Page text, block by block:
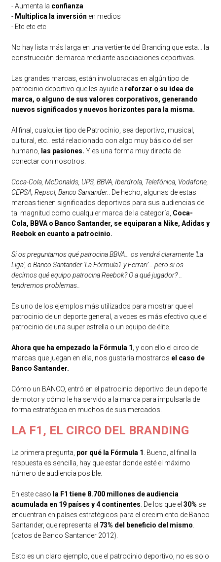
- Aumenta la confianza
- Multiplica la inversión en medios
- Etc etc etc
No hay lista más larga en una vertiente del Branding que esta… la
construcción de marca mediante asociaciones deportivas.
Las grandes marcas, están involucradas en algún tipo de
patrocinio deportivo que les ayude a reforzar o su idea de
marca, o alguno de sus valores corporativos, generando
nuevos significados y nuevos horizontes para la misma.
Al final, cualquier tipo de Patrocinio, sea deportivo, musical,
cultural, etc.. está relacionado con algo muy básico del ser
humano, las pasiones. Y es una forma muy directa de
conectar con nosotros.
Coca-Cola, McDonalds, UPS, BBVA, Iberdrola, Telefónica, Vodafone,
CEPSA, Repsol, Banco Santander. . De hecho, algunas de estas
marcas tienen significados deportivos para sus audiencias de
tal magnitud como cualquier marca de la categoría, Coca-
Cola, BBVA o Banco Santander, se equiparan a Nike, Adidas y
Reebok en cuanto a patrocinio.
Si os preguntamos qué patrocina BBVA… os vendrá claramente ‘La
Liga’, o Banco Santander ‘La Fórmula1 y Ferrari’… pero si os
decimos qué equipo patrocina Reebok? O a qué jugador? ..
tendremos problemas..
Es uno de los ejemplos más utilizados para mostrar que el
patrocinio de un deporte general, a veces es más efectivo que el
patrocinio de una super estrella o un equipo de élite.
Ahora que ha empezado la Fórmula 1 , y con ello el circo de
marcas que juegan en ella, nos gustaría mostraros el caso de
Banco Santander.
Cómo un BANCO, entró en el patrocinio deportivo de un deporte
de motor y cómo le ha servido a la marca para impulsarla de
forma estratégica en muchos de sus mercados.
LA F1, EL CIRCO DEL BRANDING
La primera pregunta, por qué la Fórmula 1 . Bueno, al final la
respuesta es sencilla, hay que estar donde esté el máximo
número de audiencia posible.
En este caso la F1 tiene 8.700 millones de audiencia
acumulada en 19 países y 4 continentes . De los que el 30% se
encuentran en países estratégicos para el crecimiento de Banco
Santander, que representa el 73% del beneficio del mismo
(datos de Banco Santander 2012).
Esto es un claro ejemplo, que el patrocinio deportivo, no es solo